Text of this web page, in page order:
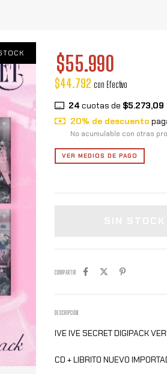
$55.990
$44.792 con Efectivo
24 cuotas de $5.273,09
20% de descuento
No acumulable con otras
VER MEDIOS DE PAGO
COMPARTIR
DESCRIPCIÓN
IVE IVE SECRET DIGIPACK
CD + LIBRITO NUEVO